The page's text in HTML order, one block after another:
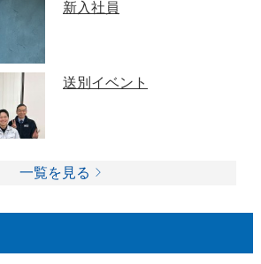
新入社員
送別イベント
一覧を見る